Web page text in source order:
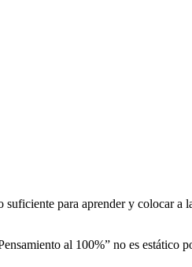
suficiente para aprender y colocar
al 100%” no es